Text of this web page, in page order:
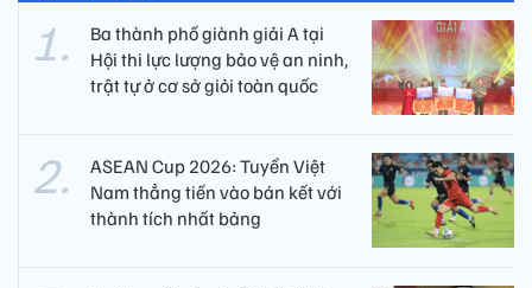
Ba thành phố giành giải A tại
Hội thi lực lượng bảo vệ an ninh,
trật tự ở cơ sở giỏi toàn quốc
ASEAN Cup 2026: Tuyển Việt
Nam thẳng tiến vào bán kết với
thành tích nhất bảng